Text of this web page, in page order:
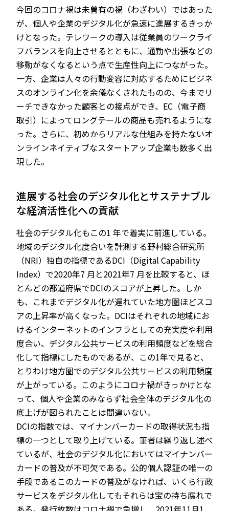
今回のコロナ禍は未曽有の禍（わざわい）ではあった
が、個人や企業のデジタル化が急速に進展するきっか
けとなった。テレワークの導入は従業員のワークライ
フバランスを向上させるとともに、通勤や出張などの
移動がなくなるという点で生産性向上につながった。
一方、企業は人々の行動変容に対応するためにビジネ
スのオンライン化を余儀なくされたものの、今までリ
ーチできなかった顧客との接点ができ、EC（電子商
取引）によってロングテールの商品も売れるようにな
った。さらに、初めからリアルな仕組みを持たないオ
ンラインネイティブなスタートアップ企業も数多く出
現した。
進展する社会のデジタル化とサステナブル
な経済活性化への貢献
社会のデジタル化もこの1 年で着実に前進している。
地域のデジタル化度合いを計測する野村総合研究所
（NRI）独自の指標であるDCI（Digital Capability
Index）で2020年7 月と2021年7 月を比較すると、ほ
とんどの都道府県でDCIのスコアが上昇した。しか
も、これまでデジタル化が遅れていた地方圏ほどスコ
アの上昇率が高くなった。DCIはそれぞれの地域にお
けるインターネットのインフラとしての充実度や利用
度合い、デジタル公共サービスの利用頻度などを総合
化して指標にしたものであるが、この1年で見ると、
とりわけ地方圏でのデジタル公共サービスの利用頻度
が上がっている。このようにコロナ禍がきっかけとな
って、個人や企業のみならず社会全体のデジタル化の
底上げが図られたことは間違いない。
DCIの指数では、マイナンバーカードの取得状況も指
標の一つとして取り上げている。筆者は繰り返し述べ
ているが、社会のデジタル化においてはマイナンバー
カードの普及が不可欠である。公的個人認証の唯一の
手段であるこのカードの普及がなければ、いくら行政
サービスをデジタル化してもそれらは宝の持ち腐れで